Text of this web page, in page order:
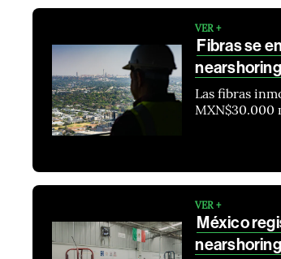
VER +
Fibras se
Las fibras
MXN$30.000
VER +
México
nearshoring